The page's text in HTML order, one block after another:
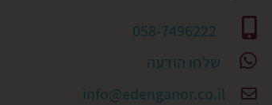
058-7496222
שלחו הודעה
info@edenganor.co.il